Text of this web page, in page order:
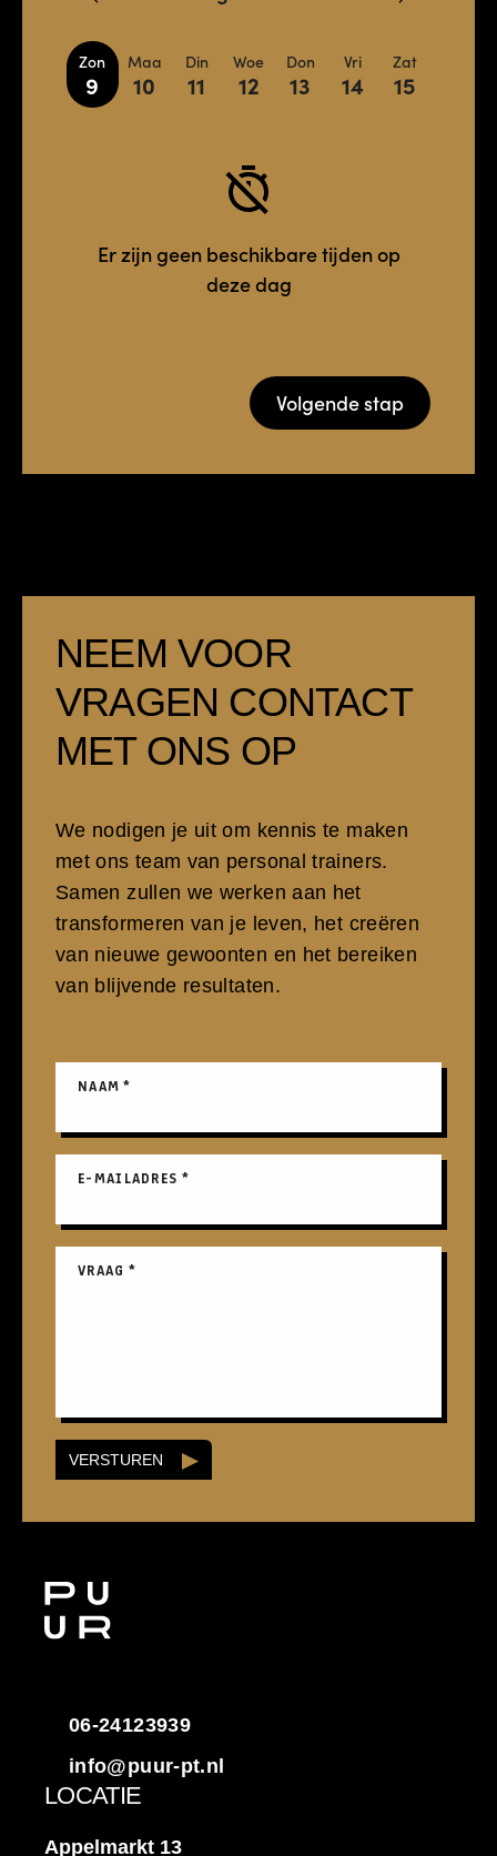
Zon
9
Maa
10
Din
11
Woe
12
Don
13
Vri
14
Zat
15
Er zijn geen beschikbare tijden op
deze dag
Volgende stap
NEEM VOOR
VRAGEN CONTACT
MET ONS OP
We nodigen je uit om kennis te maken
met ons team van personal trainers.
Samen zullen we werken aan het
transformeren van je leven, het creëren
van nieuwe gewoonten en het bereiken
van blijvende resultaten.
NAAM *
E-MAILADRES *
VRAAG *
VERSTUREN
06-24123939
info@puur-pt.nl
LOCATIE
Appelmarkt 13